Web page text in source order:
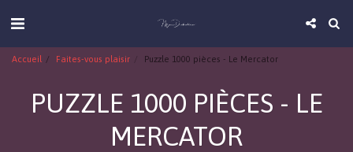
Accueil Faites-vous plaisir Puzzle 1000 pièces - Le Mercator
PUZZLE 1000 PIÈCES - LE
MERCATOR